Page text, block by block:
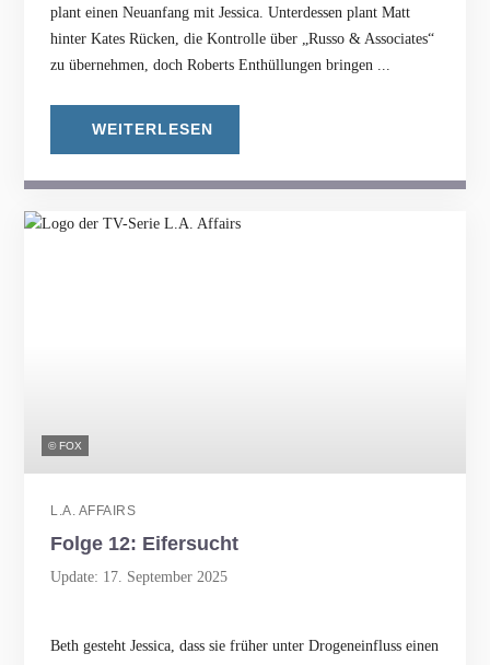
plant einen Neuanfang mit Jessica. Unterdessen plant Matt
hinter Kates Rücken, die Kontrolle über „Russo & Associates“
zu übernehmen, doch Roberts Enthüllungen bringen ...
WEITERLESEN
© FOX
L.A. AFFAIRS
Folge 12: Eifersucht
Update: 17. September 2025
Beth gesteht Jessica, dass sie früher unter Drogeneinfluss einen